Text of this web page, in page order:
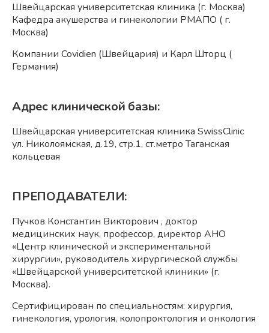
Швейцарская университетская клиника (г. Москва)
Кафедра акушерства и гинекологии РМАПО ( г.
Москва)
Компании Covidien (Швейцария) и Карл Шторц (
Германия)
Адрес клинической базы:
Швейцарская университетская клиника SwissClinic
ул. Николоямская, д.19, стр.1, ст.метро Таганская
кольцевая
ПРЕПОДАВАТЕЛИ:
Пучков Константин Викторович , доктор
медицинских наук, профессор, директор АНО
«Центр клинической и экспериментальной
хирургии», руководитель хирургической службы
«Швейцарской университетской клиники» (г.
Москва).
Сертифицирован по специальностям: хирургия,
гинекология, урология, колопроктология и онкология